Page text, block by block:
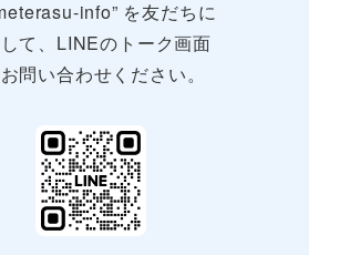
info” を友だちに
て、LINEのトーク画面
問い合わせください。